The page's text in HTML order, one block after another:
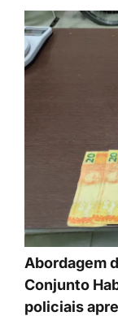
Abordagem
Conjunto
policiais